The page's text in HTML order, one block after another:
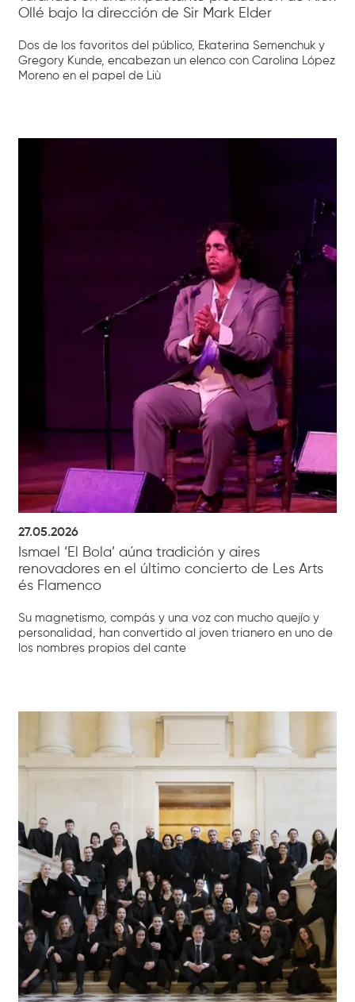
Ollé bajo la dirección de Sir Mark Elder
Dos de los favoritos del público, Ekaterina Semenchuk y
Gregory Kunde, encabezan un elenco con Carolina López
Moreno en el papel de Liù
27.05.2026
Ismael ‘El Bola’ aúna tradición y aires
renovadores en el último concierto de Les Arts
és Flamenco
Su magnetismo, compás y una voz con mucho quejío y
personalidad, han convertido al joven trianero en uno de
los nombres propios del cante